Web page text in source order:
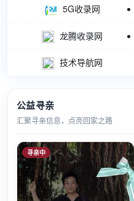
5G收录网
龙腾收录网
技术导航网
公益寻亲
汇聚寻亲信息，点亮回家之路
寻亲中